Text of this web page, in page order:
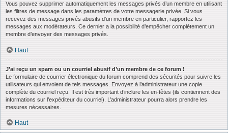
Vous pouvez supprimer automatiquement les messages privés d’un membre en utilisant
les filtres de message dans les paramètres de votre messagerie privée. Si vous
recevez des messages privés abusifs d’un membre en particulier, rapportez les
messages aux modérateurs. Ce dernier a la possibilité d’empêcher complètement un
membre d’envoyer des messages privés.
Haut
J’ai reçu un spam ou un courriel abusif d’un membre de ce forum !
Le formulaire de courrier électronique du forum comprend des sécurités pour suivre les
utilisateurs qui envoient de tels messages. Envoyez à l’administrateur une copie
complète du courriel reçu. Il est très important d’inclure les en-têtes (ils contiennent des
informations sur l’expéditeur du courriel). L’administrateur pourra alors prendre les
mesures nécessaires.
Haut